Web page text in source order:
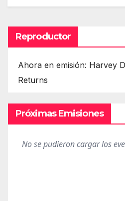
Reproductor
Ahora en emisión: Harvey
Returns
Próximas Emisiones